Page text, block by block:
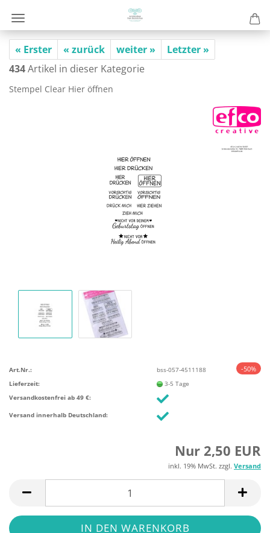
« Erster « zurück weiter »
Letzter »
434Artikel in dieser Kategorie
Stem­pel Clear Hier öff­nen
-50%
Art.Nr.:
bss-057-4511188
Lieferzeit:
3-5 Tage
Versandkostenfrei ab 49 €:
Versand innerhalb Deutschland:
Nur 2,50 EUR
inkl. 19% MwSt. zzgl. Versand